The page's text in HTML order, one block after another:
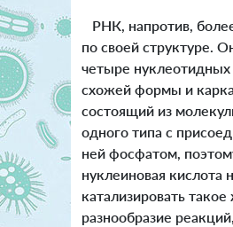
РНК, напротив,
по своей структуре.
четыре нуклеотидных
схожей формы и
состоящий из
одного типа с
ней фосфатом,
нуклеиновая кислота
катализировать такое
разнообразие